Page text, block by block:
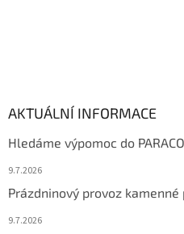
AKTUÁLNÍ INFORMACE
Hledáme výpomoc do
9.7.2026
Prázdninový provoz kamenné
9.7.2026